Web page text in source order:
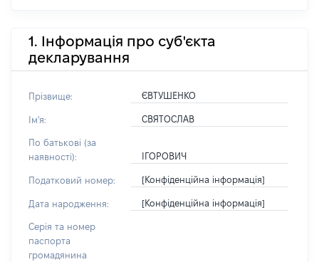
1. Інформація про суб'єкта
декларування
Прізвище: ЄВТУШЕНКО
Ім'я: СВЯТОСЛАВ
По батькові (за
наявності):
ІГОРОВИЧ
Податковий номер: [Конфіденційна інформація]
Дата народження: [Конфіденційна інформація]
Серія та номер
паспорта
громадянина